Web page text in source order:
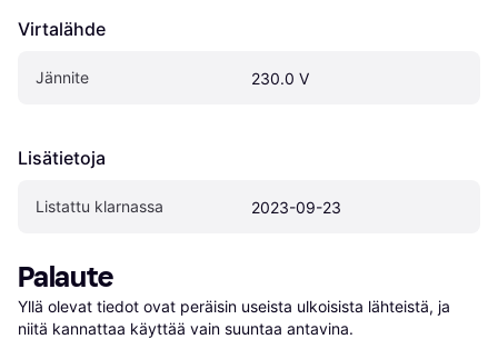
Virtalähde
Jännite 230.0 V
Lisätietoja
Listattu klarnassa 2023-09-23
Palaute
Yllä olevat tiedot ovat peräisin useista ulkoisista lähteistä, ja
niitä kannattaa käyttää vain suuntaa antavina.